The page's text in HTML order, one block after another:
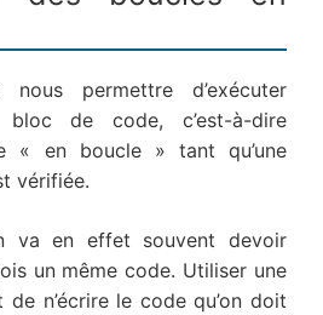
permettre d’exécuter
de code, c’est-à-dire
« en boucle » tant qu’une
vérifiée.
va en effet souvent devoir
un même code. Utiliser une
n’écrire le code qu’on doit